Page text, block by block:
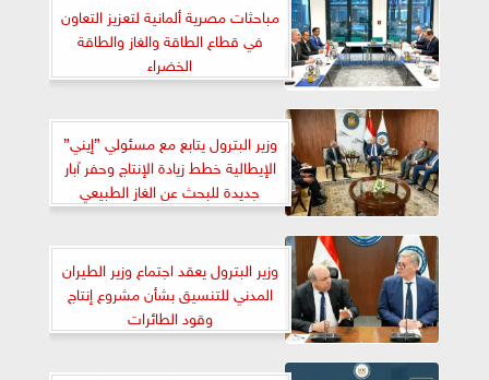
مباحثات مصرية ألمانية لتعزيز التعاون
في قطاع الطاقة والغاز والطاقة
الخضراء
وزير البترول يتابع مع مسئولي ”إيني”
الإيطالية خطط زيادة الإنتاج وحفر آبار
جديدة للبحث عن الغاز الطبيعي
وزير البترول يعقد اجتماع وزير الطيران
المدني للتنسيق بشأن مشروع إنتاج
وقود الطائرات